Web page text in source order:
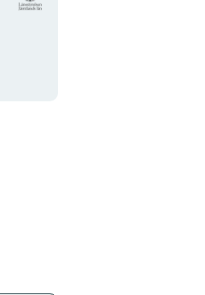
logotyp